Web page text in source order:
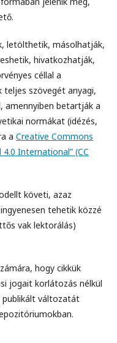
letölthetik, másolhatják,
hivatkozhatják,
céllal a
szövegét anyagi,
amennyiben betartják a
normákat (idézés,
a Creative Commons
International” (CC
követi, azaz
tehetik közzé
vak lektorálás)
hogy cikkük
jogait korlátozás nélkül
publikált változatát